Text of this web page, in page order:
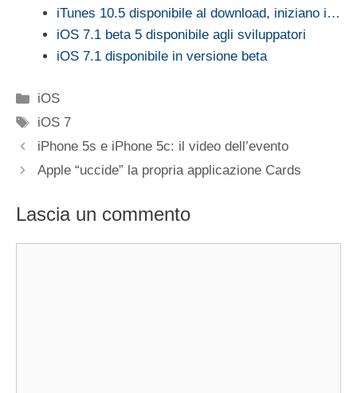
iTunes 10.5 disponibile al download, iniziano i…
iOS 7.1 beta 5 disponibile agli sviluppatori
iOS 7.1 disponibile in versione beta
Categorie
iOS
Tag
iOS 7
iPhone 5s e iPhone 5c: il video dell’evento
Apple “uccide” la propria applicazione Cards
Lascia un commento